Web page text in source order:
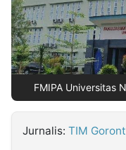
Follow
Kabarbaru
FMIPA Universitas
Jurnalis: TIM